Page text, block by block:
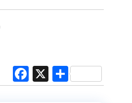
Facebook
XShare